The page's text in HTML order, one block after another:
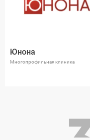
Юнона
Многопрофильная клиника